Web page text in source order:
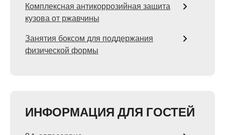
Комплексная антикоррозийная защита
кузова от ржавчины
Занятия боксом для поддержания
физической формы
ИНФОРМАЦИЯ ДЛЯ ГОСТЕЙ